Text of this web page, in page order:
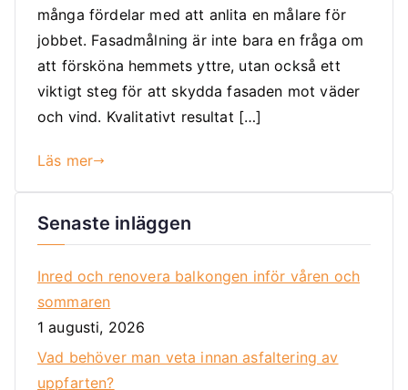
många fördelar med att anlita en målare för
jobbet. Fasadmålning är inte bara en fråga om
att försköna hemmets yttre, utan också ett
viktigt steg för att skydda fasaden mot väder
och vind. Kvalitativt resultat […]
Läs mer
Senaste inläggen
Inred och renovera balkongen inför våren och
sommaren
1 augusti, 2026
Vad behöver man veta innan asfaltering av
uppfarten?